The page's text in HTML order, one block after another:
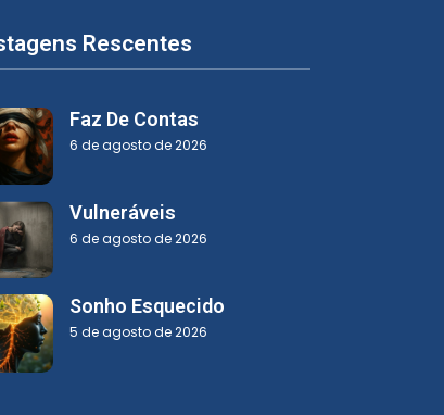
Rescentes
Faz De Contas
6 de agosto de 2026
Vulneráveis
6 de agosto de 2026
Sonho Esquecido
5 de agosto de 2026